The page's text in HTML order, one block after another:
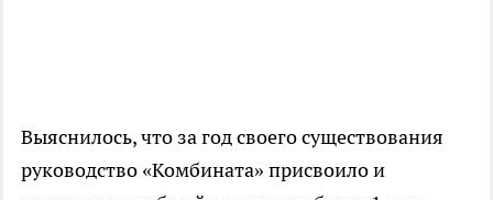
Выяснилось, что за год своего существования
руководство «Комбината» присвоило и